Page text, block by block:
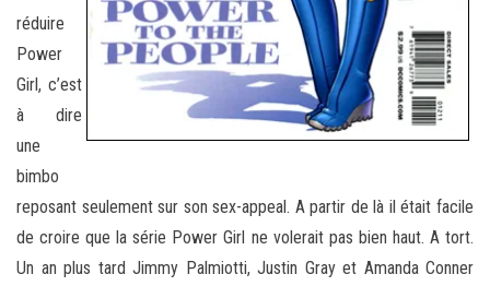
réduire
Power
Girl, c’est
à dire
une
bimbo
reposant seulement sur son sex-appeal. A partir de là il était facile
de croire que la série Power Girl ne volerait pas bien haut. A tort.
Un an plus tard Jimmy Palmiotti, Justin Gray et Amanda Conner